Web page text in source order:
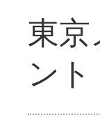
東
ント